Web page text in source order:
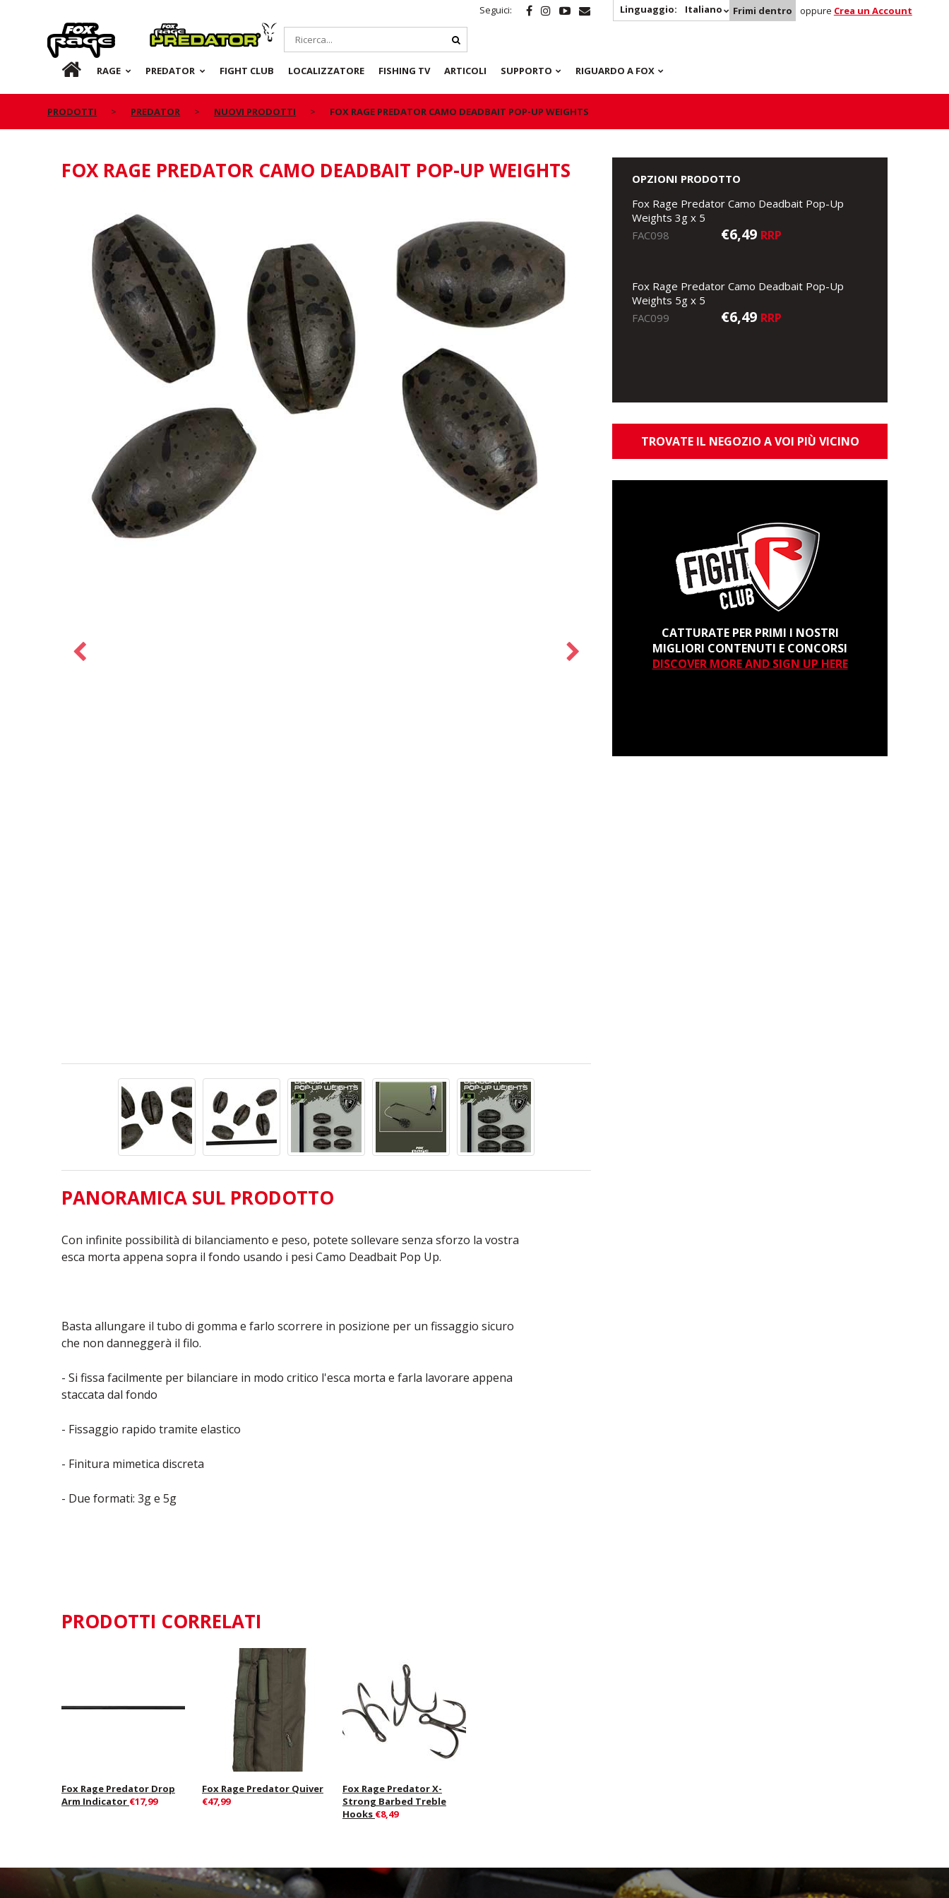
Seguici: Linguaggio: Italiano Frimi dentro oppure Crea un Account
Rage Predator
IT RAGE PREDATOR FIGHT CLUB LOCALIZZATORE FISHING TV ARTICOLI SUPPORTO RIGUARDO A FOX
PRODOTTI PREDATOR NUOVI PRODOTTI FOX RAGE PREDATOR CAMO DEADBAIT POP-UP WEIGHTS
FOX RAGE PREDATOR CAMO DEADBAIT POP-UP WEIGHTS
PANORAMICA SUL PRODOTTO
Con infinite possibilità di bilanciamento e peso, potete sollevare senza sforzo la vostra
esca morta appena sopra il fondo usando i pesi Camo Deadbait Pop Up.
Basta allungare il tubo di gomma e farlo scorrere in posizione per un fissaggio sicuro
che non danneggerà il filo.
- Si fissa facilmente per bilanciare in modo critico l'esca morta e farla lavorare appena
staccata dal fondo
- Fissaggio rapido tramite elastico
- Finitura mimetica discreta
- Due formati: 3g e 5g
OPZIONI PRODOTTO
Fox Rage Predator Camo Deadbait Pop-Up
Weights 3g x 5
FAC098
€6,49 RRP
Fox Rage Predator Camo Deadbait Pop-Up
Weights 5g x 5
FAC099
€6,49 RRP
TROVATE IL NEGOZIO A VOI PIÙ VICINO
CATTURATE PER PRIMI I NOSTRI
MIGLIORI CONTENUTI E CONCORSI
DISCOVER MORE AND SIGN UP HERE
PRODOTTI CORRELATI
Fox Rage Predator Drop
Arm Indicator €17,99
Fox Rage Predator Quiver
€47,99
Fox Rage Predator X-
Strong Barbed Treble
Hooks €8,49